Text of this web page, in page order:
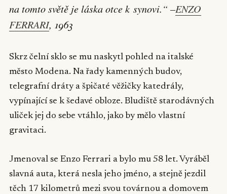
na tomto světě je láska otce k synovi.“ –ENZO
FERRARI, 1963
Skrz čelní sklo se mu naskytl pohled na italské
město Modena. Na řady kamenných budov,
telegrafní dráty a špičaté věžičky katedrály,
vypínající se k šedavé obloze. Bludiště starodávných
uliček jej do sebe vtáhlo, jako by mělo vlastní
gravitaci.
Jmenoval se Enzo Ferrari a bylo mu 58 let. Vyráběl
slavná auta, která nesla jeho jméno, a stejně jezdil
těch 17 kilometrů mezi svou továrnou a domovem